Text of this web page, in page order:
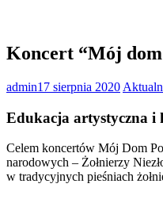
Koncert “Mój dom
admin17 sierpnia 2020
Edukacja artystyczna i
Celem koncertów Mój Dom
narodowych – Żołnierzy
w tradycyjnych pieśniach